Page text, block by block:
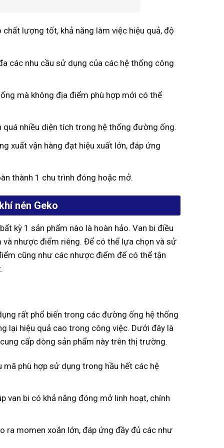
lượng tốt, khả năng làm việc hiệu quả, độ
các nhu cầu sử dụng của các hệ thống công
mà không địa điểm phù hợp mới có thể
nhiều diện tích trong hệ thống đường ống.
xuất vận hàng đạt hiệu xuất lớn, đáp ứng
thành 1 chu trình đóng hoặc mở.
nén Geko
kỳ 1 sản phẩm nào là hoàn hảo. Van bi điều
và nhược điểm riêng. Để có thể lựa chọn và sử
cũng như các nhược điểm để có thể tận
rất phổ biến trong các đường ống hệ thống
lại hiệu quả cao trong công việc. Dưới đây là
cấp dòng sản phẩm này trên thị trường.
phù hợp sử dụng trong hầu hết các hệ
van bi có khả năng đóng mở linh hoạt, chính
ra momen xoắn lớn, đáp ứng đầy đủ các như